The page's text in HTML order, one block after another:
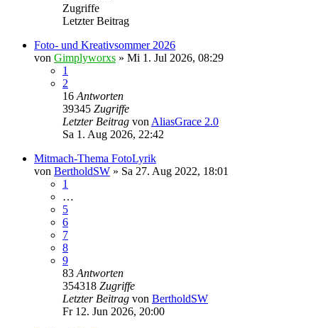
Zugriffe
Letzter Beitrag
Foto- und Kreativsommer 2026
von Gimplyworxs » Mi 1. Jul 2026, 08:29
1
2
16 Antworten
39345 Zugriffe
Letzter Beitrag von AliasGrace 2.0
Sa 1. Aug 2026, 22:42
Mitmach-Thema FotoLyrik
von BertholdSW » Sa 27. Aug 2022, 18:01
1
…
5
6
7
8
9
83 Antworten
354318 Zugriffe
Letzter Beitrag von BertholdSW
Fr 12. Jun 2026, 20:00